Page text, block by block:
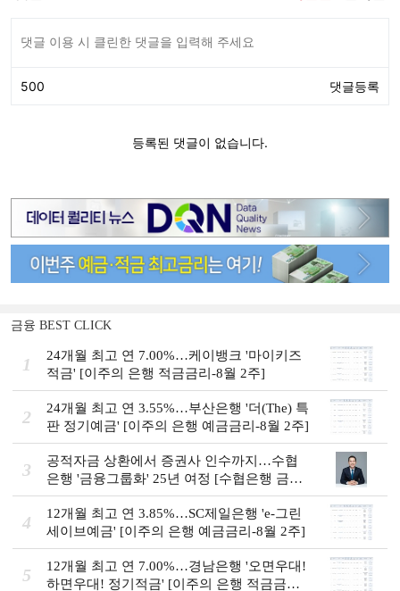
금융 BEST CLICK
1
24개월 최고 연 7.00%…케이뱅크 '마이키즈
적금' [이주의 은행 적금금리-8월 2주]
2
24개월 최고 연 3.55%…부산은행 '더(The) 특
판 정기예금' [이주의 은행 예금금리-8월 2주]
3
공적자금 상환에서 증권사 인수까지…수협
은행 '금융그룹화' 25년 여정 [수협은행 금융
그룹의 꿈①]
4
12개월 최고 연 3.85%…SC제일은행 'e-그린
세이브예금' [이주의 은행 예금금리-8월 2주]
5
12개월 최고 연 7.00%…경남은행 '오면우대!
하면우대! 정기적금' [이주의 은행 적금금